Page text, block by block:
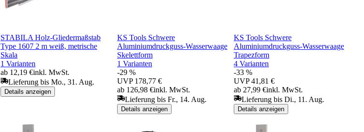
STABILA Holz-Gliedermaßstab
Type 1607 2 m weiß, metrische
Skala
1 Varianten
ab 12,19 €inkl. MwSt.
Lieferung bis Mo., 31. Aug.
Details anzeigen
KS Tools Schwere
Aluminiumdruckguss-Wasserwaage
Skelettform
1 Varianten
-29 %
UVP 178,77 €
ab 126,98 €inkl. MwSt.
Lieferung bis Fr., 14. Aug.
Details anzeigen
KS Tools Schwere
Aluminiumdruckguss-Wasserwaage
Trapezform
4 Varianten
-33 %
UVP 41,81 €
ab 27,99 €inkl. MwSt.
Lieferung bis Di., 11. Aug.
Details anzeigen